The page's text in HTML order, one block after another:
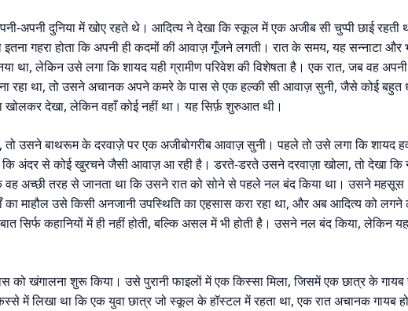
अपनी दुनिया में खोए रहते थे। आदित्य ने देखा कि स्कूल में एक अजीब सी चुप्पी छाई रहती
इतना गहरा होता कि अपनी ही कदमों की आवाज़ गूँजने लगती। रात के समय, यह सन्नाटा और
था, लेकिन उसे लगा कि शायद यही ग्रामीण परिवेश की विशेषता है। एक रात, जब वह अपनी
रहा था, तो उसने अचानक अपने कमरे के पास से एक हल्की सी आवाज़ सुनी, जैसे कोई बहुत
देखा, लेकिन वहाँ कोई नहीं था। यह सिर्फ़ शुरुआत थी।
तो उसने बाथरूम के दरवाज़े पर एक अजीबोगरीब आवाज़ सुनी। पहले तो उसे लगा कि शायद
कि अंदर से कोई खुरचने जैसी आवाज़ आ रही है। डरते-डरते उसने दरवाज़ा खोला, तो देखा
वह अच्छी तरह से जानता था कि उसने रात को सोने से पहले नल बंद किया था। उसने महसूस
का माहौल उसे किसी अनजानी उपस्थिति का एहसास करा रहा था, और अब आदित्य को लगने
सिर्फ कहानियों में ही नहीं होती, बल्कि असल में भी होती है। उसने नल बंद किया, लेकिन यह
खंगालना शुरू किया। उसे पुरानी फाइलों में एक किस्सा मिला, जिसमें एक छात्र के गायब
में लिखा था कि एक युवा छात्र जो स्कूल के हॉस्टल में रहता था, एक रात अचानक गायब